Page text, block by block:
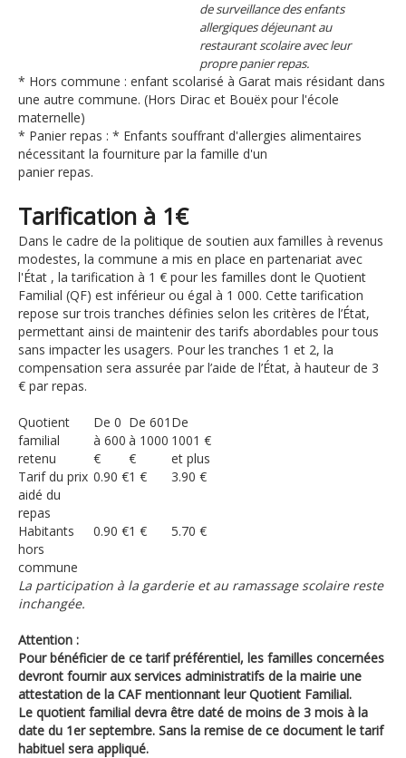
de surveillance des enfants
allergiques déjeunant au
restaurant scolaire avec leur
propre panier repas.
* Hors commune : enfant scolarisé à Garat mais résidant dans
une autre commune. (Hors Dirac et Bouëx pour l'école
maternelle)
* Panier repas : * Enfants souffrant d'allergies alimentaires
nécessitant la fourniture par la famille d'un
panier repas.
Tarification à 1€
Dans le cadre de la politique de soutien aux familles à revenus
modestes, la commune a mis en place en partenariat avec
l'État , la tarification à 1 € pour les familles dont le Quotient
Familial (QF) est inférieur ou égal à 1 000. Cette tarification
repose sur trois tranches définies selon les critères de l’État,
permettant ainsi de maintenir des tarifs abordables pour tous
sans impacter les usagers. Pour les tranches 1 et 2, la
compensation sera assurée par l’aide de l’État, à hauteur de 3
€ par repas.
Quotient
familial
retenu
De 0
à 600
€
De 601
à 1000
€
De
1001 €
et plus
Tarif du prix
aidé du
repas
0.90 €1 € 3.90 €
Habitants
hors
commune
0.90 €1 € 5.70 €
La participation à la garderie et au ramassage scolaire reste
inchangée.
Attention :
Pour bénéficier de ce tarif préférentiel, les familles concernées
devront fournir aux services administratifs de la mairie une
attestation de la CAF mentionnant leur Quotient Familial.
Le quotient familial devra être daté de moins de 3 mois à la
date du 1er septembre. Sans la remise de ce document le tarif
habituel sera appliqué.